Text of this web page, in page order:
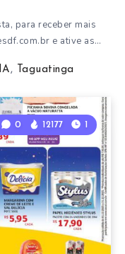
para receber mais
e ative as…
, Taguatinga
0 12177 1